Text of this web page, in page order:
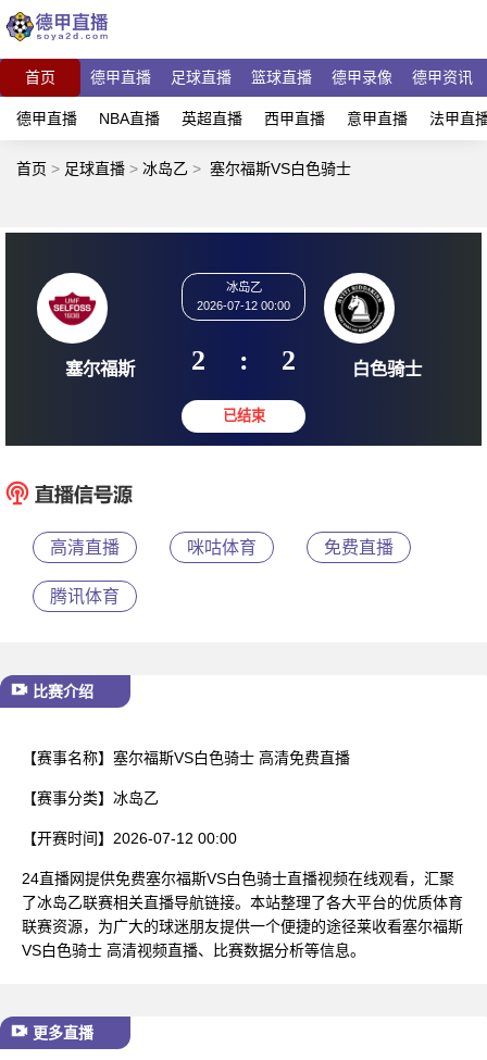
首页 德甲直播 足球直播 篮球直播 德甲录像 德甲资讯
德甲直播 NBA直播 英超直播 西甲直播 意甲直播 法甲直
首页 > 足球直播 > 冰岛乙 > 塞尔福斯VS白色骑士
塞尔福斯
冰岛乙
2026-07-12 00:00
2 : 2 白色
高清直播 咪咕体育 免费直播
腾讯体育
比赛介绍
【赛事名称】 塞尔福斯VS白色骑士 高清免费直播
【赛事分类】 冰岛乙
【开赛时间】 2026-07-12 00:00
24直播网提供免费塞尔福斯VS白色骑士直播视频在线观看，汇聚
了冰岛乙联赛相关直播导航链接。本站整理了各大平台的优质体育
联赛资源，为广大的球迷朋友提供一个便捷的途径莱收看塞尔福斯
VS白色骑士 高清视频直播、比赛数据分析等信息。
更多直播